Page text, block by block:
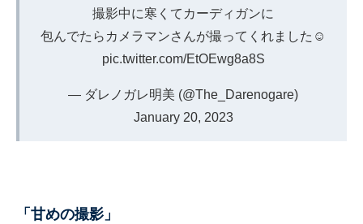
撮影中に寒くてカーディガンに
包んでたらカメラマンさんが撮ってくれました☺️
pic.twitter.com/EtOEwg8a8S
— ダレノガレ明美 (@The_Darenogare)
January 20, 2023
「甘めの撮影」